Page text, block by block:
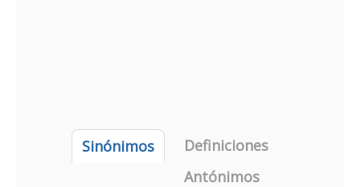
Sinónimos
Definiciones
Antónimos